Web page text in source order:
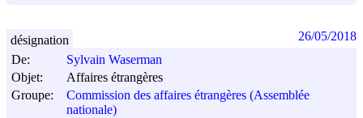
De:
Sylvain Waserman
Objet:
Affaires étrangères
Groupe:
Commission des affaires étrangères (Assemblée
nationale)
désignation 26/05/2018